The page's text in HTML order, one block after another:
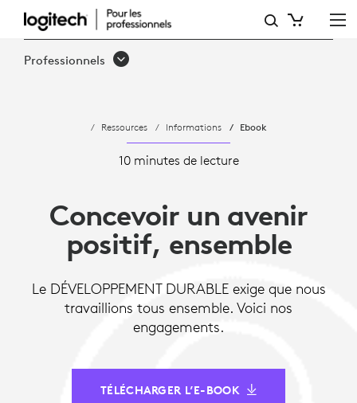
CONCEVOIR
DÉVELOPPEMENT
AVENIR
POSITIF
Professionnels
Ressources Informations Ebook
10 minutes de lecture
Concevoir un avenir
positif, ensemble
Le DÉVELOPPEMENT DURABLE exige que nous
travaillions tous ensemble. Voici nos
engagements.
TÉLÉCHARGER L’E-BOOK